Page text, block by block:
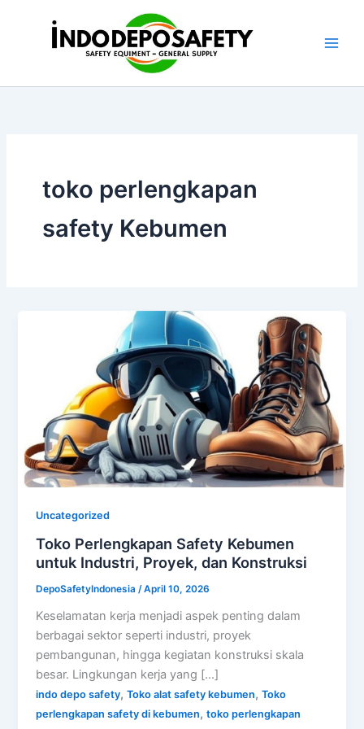
toko perlengkapan
safety Kebumen
Uncategorized
Toko Perlengkapan Safety Kebumen
untuk Industri, Proyek, dan Konstruksi
DepoSafetyIndonesia /April 10, 2026
Keselamatan kerja menjadi aspek penting dalam
berbagai sektor seperti industri, proyek
pembangunan, hingga kegiatan konstruksi skala
besar. Lingkungan kerja yang […]
indo depo safety,Toko alat safety kebumen,Toko
perlengkapan safety di kebumen,toko perlengkapan